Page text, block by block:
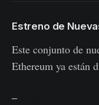
Estreno de
Este conjunto de
Ethereum ya están
–